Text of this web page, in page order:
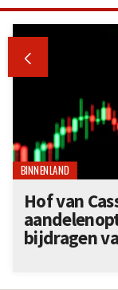

BINNENLAND
Hof van
bijdragen